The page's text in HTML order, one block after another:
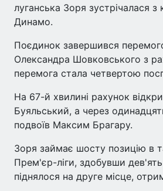
луганська Зоря зустрічалася з
Динамо.
Поєдинок завершився
Олександра Шовковського з
перемога стала четвертою
На 67-й хвилині рахунок
Буяльський, а через
подвоїв Максим Брагару.
Зоря займає шосту позицію в
Прем'єр-ліги, здобувши
піднялося на друге місце,